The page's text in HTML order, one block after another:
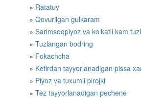
Ratatuy
Qovurilgan gulkaram
Sarimsoqpiyoz va ko‘katli kam
Tuzlangan bodring
Fokachcha
Kefirdan tayyorlanadigan pissa
Piyoz va tuxumli pirojki
Tez tayyorlanadigan pechene